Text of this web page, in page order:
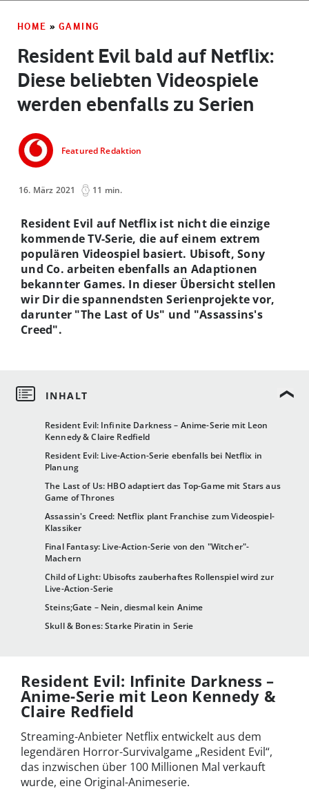
HOME » GAMING
Resident Evil bald auf Netflix:
Diese beliebten Videospiele
werden ebenfalls zu Serien
Featured Redaktion
16. März 2021 11 min.
Resident Evil: Infinite Darkness – Anime-Serie mit Leon
Kennedy & Claire Redfield
Resident Evil: Live-Action-Serie ebenfalls bei Netflix in
Planung
The Last of Us: HBO adaptiert das Top-Game mit Stars aus
Game of Thrones
Assassin's Creed: Netflix plant Franchise zum Videospiel-
Klassiker
Final Fantasy: Live-Action-Serie von den "Witcher"-
Machern
Child of Light: Ubisofts zauberhaftes Rollenspiel wird zur
Live-Action-Serie
Steins;Gate – Nein, diesmal kein Anime
Skull & Bones: Starke Piratin in Serie
Resident Evil auf Netflix ist nicht die einzige
kommende TV-Serie, die auf einem extrem
populären Videospiel basiert. Ubisoft, Sony
und Co. arbeiten ebenfalls an Adaptionen
bekannter Games. In dieser Übersicht stellen
wir Dir die spannendsten Serienprojekte vor,
darunter "The Last of Us" und "Assassins's
Creed".
Resident Evil: Infinite Darkness –
Anime-Serie mit Leon Kennedy &
Claire Redfield
Streaming-Anbieter Netflix entwickelt aus dem
legendären Horror-Survivalgame „Resident Evil“,
das inzwischen über 100 Millionen Mal verkauft
wurde, eine Original-Animeserie.